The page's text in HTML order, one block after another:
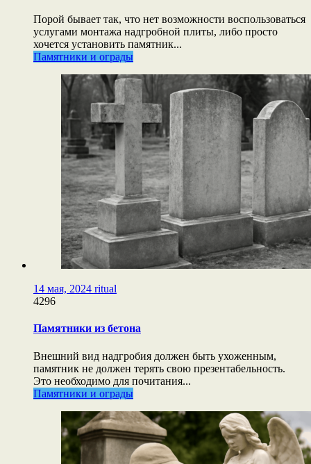
Порой бывает так, что нет возможности воспользоваться
услугами монтажа надгробной плиты, либо просто
хочется установить памятник...
Памятники и ограды
14 мая, 2024 ritual
4296
Памятники из бетона
Внешний вид надгробия должен быть ухоженным,
памятник не должен терять свою презентабельность.
Это необходимо для почитания...
Памятники и ограды